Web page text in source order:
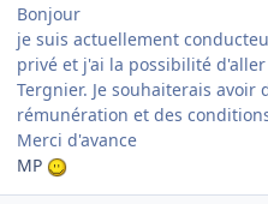
Bonjour
je suis actuellement
privé et j'ai la possibilité
Tergnier. Je souhaiterais avoir
rémunération et des
Merci d'avance
MP